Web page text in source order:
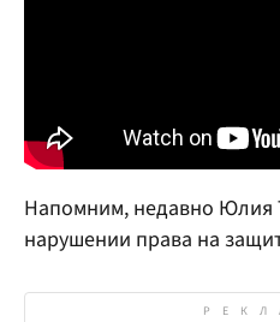
Напомним, недавно Юлия
нарушении права на